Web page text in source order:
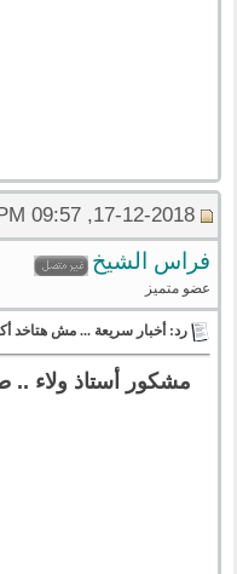
17-12-2018, 09:57 PM
فراس الشيخ
عضو متميز
رد: أخبار سريعة ... مش هتاخد
مشكور أستاذ ولاء ..